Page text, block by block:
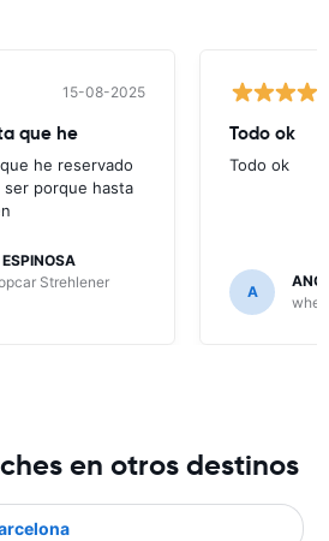
15-08-2025
que he
he reservado
ser porque hasta
Strehlener
Todo ok
Todo ok
A
en otros destinos